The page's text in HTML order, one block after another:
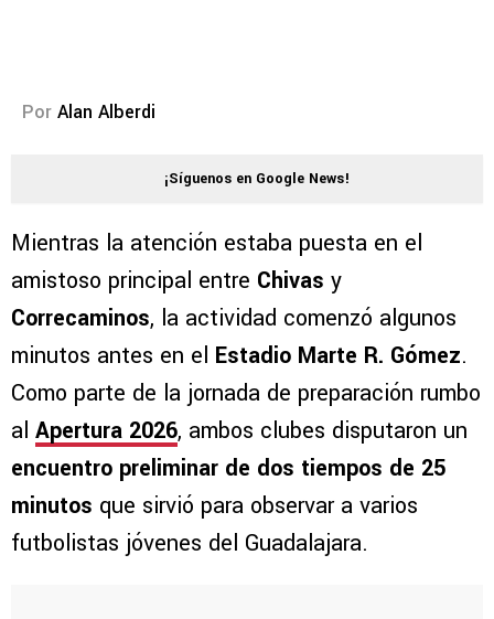
Por Alan Alberdi
¡Síguenos en Google News!
Mientras la atención estaba puesta en el
amistoso principal entre Chivas y
Correcaminos, la actividad comenzó algunos
minutos antes en el Estadio Marte R. Gómez.
Como parte de la jornada de preparación rumbo
al Apertura 2026, ambos clubes disputaron un
encuentro preliminar de dos tiempos de 25
minutos que sirvió para observar a varios
futbolistas jóvenes del Guadalajara.